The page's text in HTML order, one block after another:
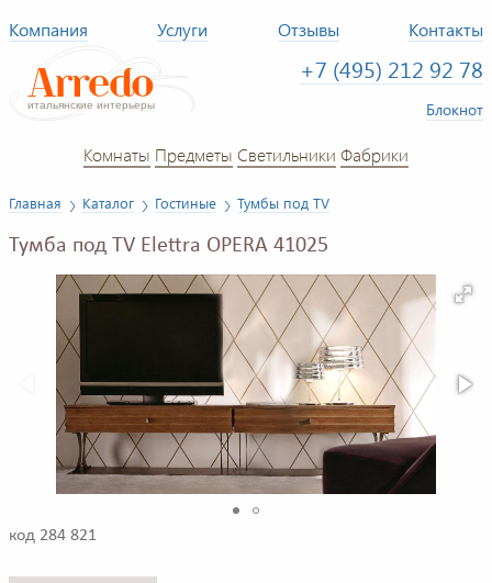
Компания Услуги Отзывы Контакты
+7 (495) 212 92 78
Блокнот
Комнаты Предметы Светильники Фабрики
Главная Каталог Гостиные Тумбы под TV
Тумба под TV Elettra OPERA 41025
код 284 821